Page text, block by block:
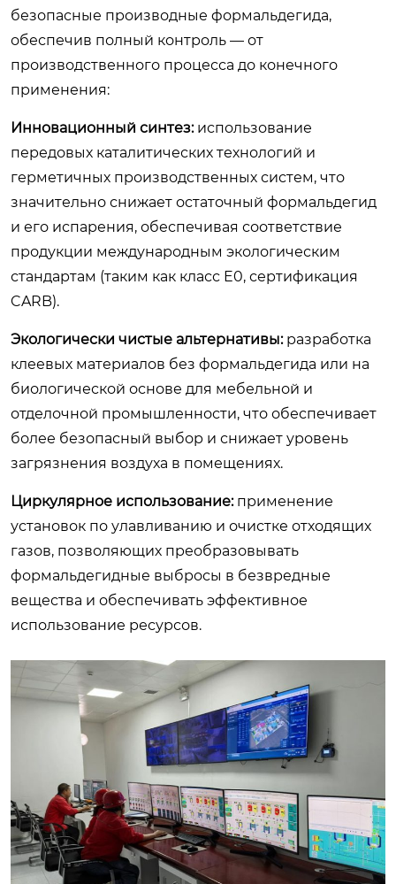
безопасные производные формальдегида,
обеспечив полный контроль — от
производственного процесса до конечного
применения:
Инновационный синтез:использование
передовых каталитических технологий и
герметичных производственных систем, что
значительно снижает остаточный формальдегид
и его испарения, обеспечивая соответствие
продукции международным экологическим
стандартам (таким как класс E0, сертификация
CARB).
Экологически чистые альтернативы:разработка
клеевых материалов без формальдегида или на
биологической основе для мебельной и
отделочной промышленности, что обеспечивает
более безопасный выбор и снижает уровень
загрязнения воздуха в помещениях.
Циркулярное использование:применение
установок по улавливанию и очистке отходящих
газов, позволяющих преобразовывать
формальдегидные выбросы в безвредные
вещества и обеспечивать эффективное
использование ресурсов.